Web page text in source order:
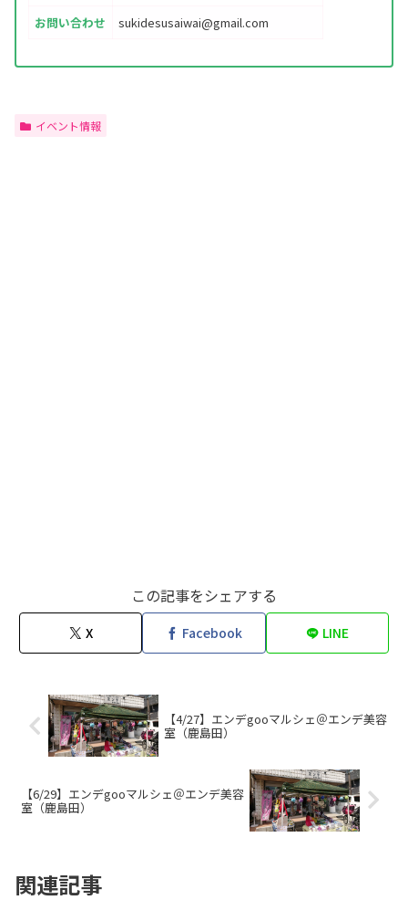
お問い合わせ
sukidesusaiwai@gmail.com
イベント情報
この記事をシェアする
X Facebook LINE
【4/27】エンデgooマルシェ＠エンデ美容
室（鹿島田）
【6/29】エンデgooマルシェ＠エンデ美容
室（鹿島田）
関連記事